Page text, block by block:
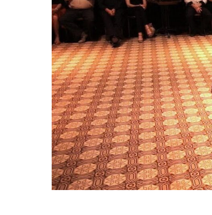
Noticias Principal Servicios
Trabajos en la red de agua en Villa
Tranquila